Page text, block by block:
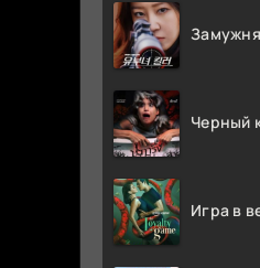
Черный
Игра в